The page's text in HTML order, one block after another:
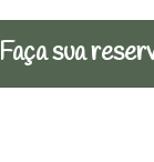
Faça sua